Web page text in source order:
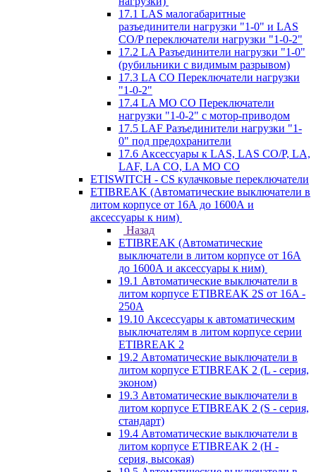
17.1 LAS малогабаритные
разъединители нагрузки "1-0" и LAS
CO/P переключатели нагрузки "1-0-2"
17.2 LA Разъединители нагрузки "1-0"
(рубильники с видимым разрывом)
17.3 LA CO Переключатели нагрузки
"1-0-2"
17.4 LA MO CO Переключатели
нагрузки "1-0-2" с мотор-приводом
17.5 LAF Разъединители нагрузки "1-
0" под предохранители
17.6 Аксессуары к LAS, LAS CO/P, LA,
LAF, LA CO, LA MO CO
ETISWITCH - CS кулачковые переключатели
ETIBREAK (Автоматические выключатели в
литом корпусе от 16А до 1600А и
аксессуары к ним)
Назад
ETIBREAK (Автоматические
выключатели в литом корпусе от 16А
до 1600А и аксессуары к ним)
19.1 Автоматические выключатели в
литом корпусе ETIBREAK 2S от 16A -
250A
19.10 Аксессуары к автоматическим
выключателям в литом корпусе серии
ETIBREAK 2
19.2 Автоматические выключатели в
литом корпусе ETIBREAK 2 (L - серия,
эконом)
19.3 Автоматические выключатели в
литом корпусе ETIBREAK 2 (S - серия,
стандарт)
19.4 Автоматические выключатели в
литом корпусе ETIBREAK 2 (H -
серия, высокая)